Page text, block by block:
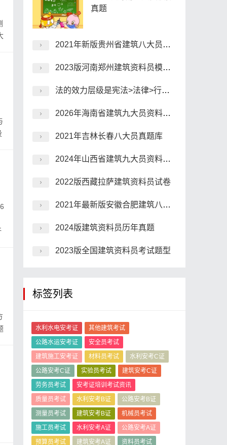
真题
2021年新版贵州省建筑八大员考前押题
2023版河南郑州建筑资料员模拟试题
法的效力层级是宪法>法律>行政法规>地方性法规和部门规章。
2026年海南省建筑九大员资料员考试模拟真题
2021年吉林长春八大员真题库
2024年山西省建筑九大员资料员在线考试预习题
2022版西藏拉萨建筑资料员试卷
2021年最新版安徽合肥建筑八大员模拟真题精华资料
2024版建筑资料员历年真题
2023版全国建筑资料员考试题型
标签列表
水利水电安考证
其他建筑考试
公路水运安考证
安全员考试
建筑施工安考证
材料员考试
水利安考C证
公路安考C证
实验员考试
建筑安考C证
劳务员考试
安考证培训考试资讯
质量员考试
水利安考B证
公路安考B证
测量员考试
建筑安考B证
机械员考试
施工员考试
水利安考A证
公路安考A证
预算员考试
建筑安考A证
资料员考试